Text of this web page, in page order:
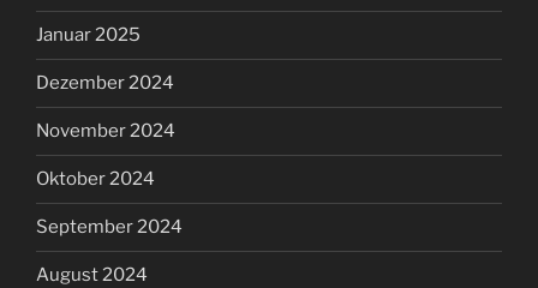
Januar 2025
Dezember 2024
November 2024
Oktober 2024
September 2024
August 2024